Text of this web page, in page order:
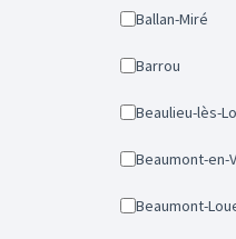
Ballan-Miré
Barrou
Beaulieu-lès-
Beaumont-en-
Beaumont-